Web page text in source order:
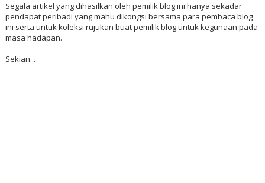
Segala artikel yang dihasilkan oleh pemilik blog ini hanya sekadar
pendapat peribadi yang mahu dikongsi bersama para pembaca blog
ini serta untuk koleksi rujukan buat pemilik blog untuk kegunaan pada
masa hadapan.
Sekian...